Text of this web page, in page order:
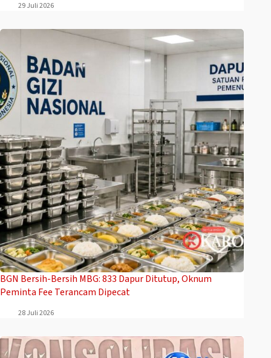
29 Juli 2026
BGN Bersih-Bersih MBG: 833 Dapur Ditutup, Oknum
Peminta Fee Terancam Dipecat
28 Juli 2026